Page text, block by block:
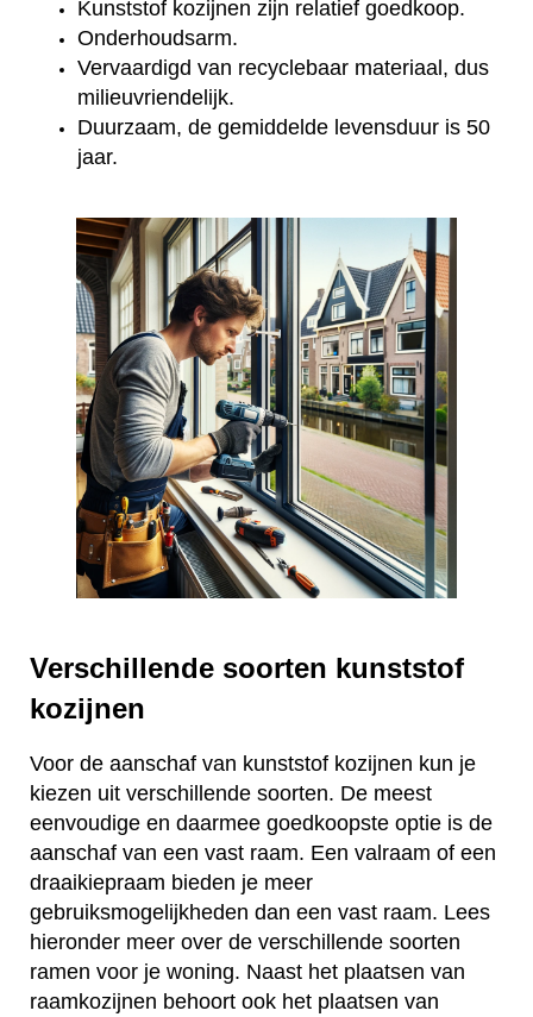
Kunststof kozijnen zijn relatief goedkoop.
Onderhoudsarm.
Vervaardigd van recyclebaar materiaal, dus
milieuvriendelijk.
Duurzaam, de gemiddelde levensduur is 50
jaar.
Verschillende soorten kunststof
kozijnen
Voor de aanschaf van kunststof kozijnen kun je
kiezen uit verschillende soorten. De meest
eenvoudige en daarmee goedkoopste optie is de
aanschaf van een vast raam. Een valraam of een
draaikiepraam bieden je meer
gebruiksmogelijkheden dan een vast raam. Lees
hieronder meer over de verschillende soorten
ramen voor je woning. Naast het plaatsen van
raamkozijnen behoort ook het plaatsen van